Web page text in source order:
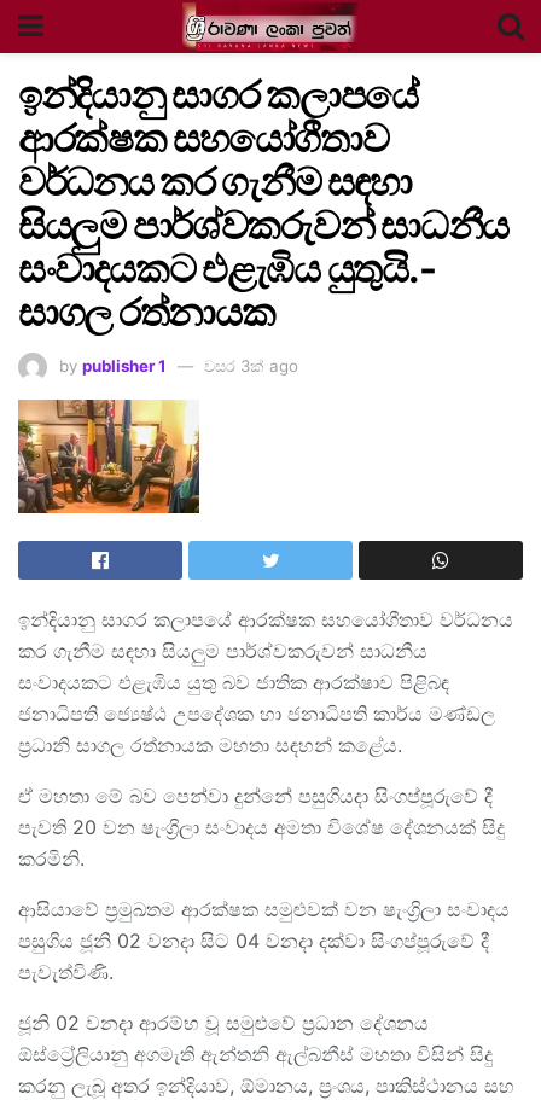
ඉන්දියානු සාගර කලාපයේ
ආරක්ෂක සහයෝගීතාව
වර්ධනය කර ගැනීම සඳහා
සියලුම පාර්ශ්වකරුවන් සාධනීය
සංවාදයකට එළැඹිය යුතුයි.-
සාගල රත්නායක
by publisher 1 වසර 3ක් ago
ඉන්දියානු සාගර කලාපයේ ආරක්ෂක සහයෝගීතාව වර්ධනය
කර ගැනීම සඳහා සියලුම පාර්ශ්වකරුවන් සාධනීය
සංවාදයකට එළැඹිය යුතු බව ජාතික ආරක්ෂාව පිළිබඳ
ජනාධිපති ජ්‍යෙෂ්ඨ උපදේශක හා ජනාධිපති කාර්ය මණ්ඩල
ප්‍රධානි සාගල රත්නායක මහතා සඳහන් කළේය.
ඒ මහතා මේ බව පෙන්වා දුන්නේ පසුගියදා සිංගප්පූරුවේ දී
පැවති 20 වන ෂැංග්‍රිලා සංවාදය අමතා විශේෂ දේශනයක් සිදු
කරමිනි.
ආසියාවේ ප්‍රමුඛතම ආරක්ෂක සමුළුවක් වන ෂැංග්‍රිලා සංවාදය
පසුගිය ජූනි 02 වනදා සිට 04 වනදා දක්වා සිංගප්පූරුවේ දී
පැවැත්විණි.
ජූනි 02 වනදා ආරම්භ වූ සමුළුවේ ප්‍රධාන දේශනය
ඕස්ට්‍රේලියානු අගමැති ඇන්තනි ඇල්බනීස් මහතා විසින් සිදු
කරනු ලැබූ අතර ඉන්දියාව, ඕමානය, ප්‍රංශය, පාකිස්ථානය සහ